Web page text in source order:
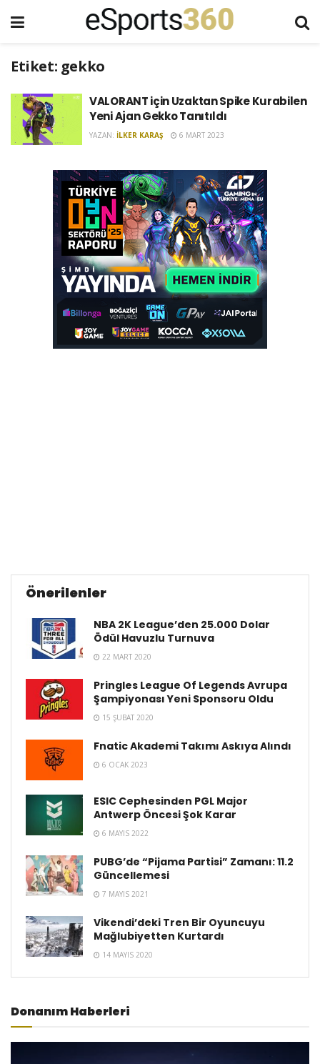
Etiket: gekko
VALORANT için Uzaktan Spike Kurabilen
Yeni Ajan Gekko Tanıtıldı
YAZAN: İLKER KARAŞ 6 MART 2023
Önerilenler
NBA 2K League’den 25.000 Dolar
Ödül Havuzlu Turnuva
22 MART 2020
Pringles League Of Legends Avrupa
Şampiyonası Yeni Sponsoru Oldu
15 ŞUBAT 2020
Fnatic Akademi Takımı Askıya Alındı
6 OCAK 2023
ESIC Cephesinden PGL Major
Antwerp Öncesi Şok Karar
6 MAYIS 2022
PUBG’de “Pijama Partisi” Zamanı: 11.2
Güncellemesi
7 MAYIS 2021
Vikendi’deki Tren Bir Oyuncuyu
Mağlubiyetten Kurtardı
14 MAYIS 2020
Donanım Haberleri